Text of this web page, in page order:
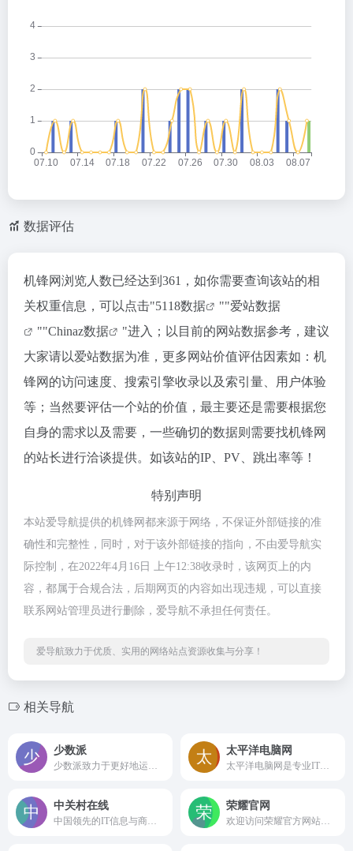
数据评估
机锋网浏览人数已经达到361，如你需要查询该站的相
关权重信息，可以点击"5118数据 ""爱站数据
""Chinaz数据
"进入；以目前的网站数据参考，建议
大家请以爱站数据为准，更多网站价值评估因素如：机
锋网的访问速度、搜索引擎收录以及索引量、用户体验
等；当然要评估一个站的价值，最主要还是需要根据您
自身的需求以及需要，一些确切的数据则需要找机锋网
的站长进行洽谈提供。如该站的IP、PV、跳出率等！
特别声明
本站爱导航提供的机锋网都来源于网络，不保证外部链接的准
确性和完整性，同时，对于该外部链接的指向，不由爱导航实
际控制，在2022年4月16日 上午12:38收录时，该网页上的内
容，都属于合规合法，后期网页的内容如出现违规，可以直接
联系网站管理员进行删除，爱导航不承担任何责任。
爱导航致力于优质、实用的网络站点资源收集与分享！
相关导航
少数派 太平洋电脑网
中关村在线 荣耀官网